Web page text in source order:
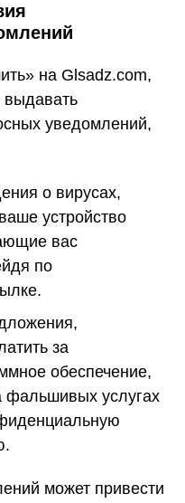
на Glsadz.com,
выдавать
уведомлений,
о вирусах,
устройство
вас
по
за
обеспечение,
фальшивых услугах
может привести